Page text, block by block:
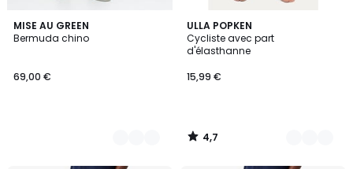
MISE AU GREEN
Bermuda chino
69,00 €
4
Couleurs
ULLA POPKEN
Cycliste avec part
d'élasthanne
15,99 €
4,7
/ 5
2
Couleurs
4,7
/